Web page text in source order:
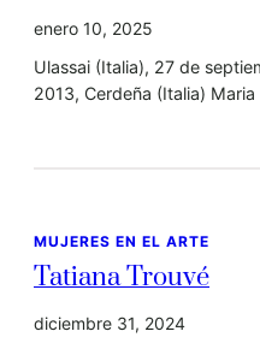
enero 10, 2025
Ulassai (Italia), 27 de
2013, Cerdeña (Italia)
MUJERES EN EL ARTE
Tatiana Trouvé
diciembre 31, 2024